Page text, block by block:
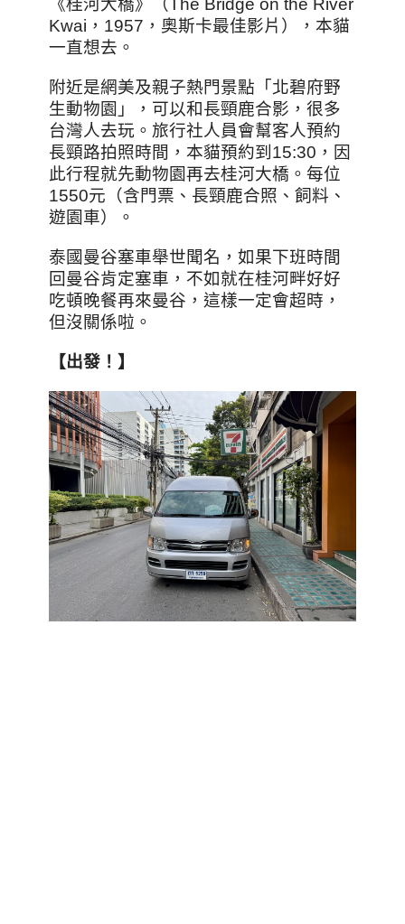
《桂河大橋》（The Bridge on the River
Kwai，1957，奧斯卡最佳影片），本貓
一直想去。
附近是網美及親子熱門景點「北碧府野
生動物園」，可以和長頸鹿合影，很多
台灣人去玩。旅行社人員會幫客人預約
長頸路拍照時間，本貓預約到15:30，因
此行程就先動物園再去桂河大橋。每位
1550元（含門票、長頸鹿合照、飼料、
遊園車）。
泰國曼谷塞車舉世聞名，如果下班時間
回曼谷肯定塞車，不如就在桂河畔好好
吃頓晚餐再來曼谷，這樣一定會超時，
但沒關係啦。
【出發！】